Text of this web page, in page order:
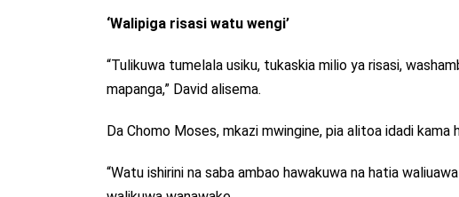
‘Walipiga risasi watu wengi’
“Tulikuwa tumelala usiku, tukaskia milio ya risasi,
mapanga,” David alisema.
Da Chomo Moses, mkazi mwingine, pia alitoa idadi
“Watu ishirini na saba ambao hawakuwa na hatia